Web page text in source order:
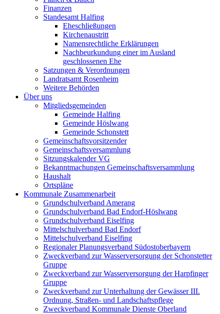
Finanzen
Standesamt Halfing
Eheschließungen
Kirchenaustritt
Namensrechtliche Erklärungen
Nachbeurkundung einer im Ausland
geschlossenen Ehe
Satzungen & Verordnungen
Landratsamt Rosenheim
Weitere Behörden
Über uns
Mitgliedsgemeinden
Gemeinde Halfing
Gemeinde Höslwang
Gemeinde Schonstett
Gemeinschaftsvorsitzender
Gemeinschaftsversammlung
Sitzungskalender VG
Bekanntmachungen Gemeinschaftsversammlung
Haushalt
Ortspläne
Kommunale Zusammenarbeit
Grundschulverband Amerang
Grundschulverband Bad Endorf-Höslwang
Grundschulverband Eiselfing
Mittelschulverband Bad Endorf
Mittelschulverband Eiselfing
Regionaler Planungsverband Südostoberbayern
Zweckverband zur Wasserversorgung der Schonstetter
Gruppe
Zweckverband zur Wasserversorgung der Harpfinger
Gruppe
Zweckverband zur Unterhaltung der Gewässer III.
Ordnung, Straßen- und Landschaftspflege
Zweckverband Kommunale Dienste Oberland